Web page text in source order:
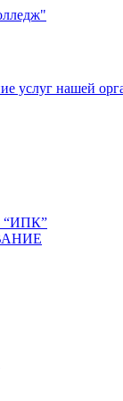
услуг нашей
“ИПК”